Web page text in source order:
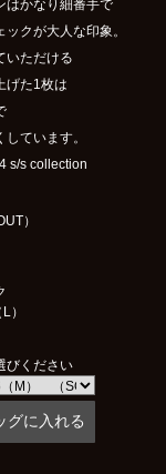
はかなり細番手で
クが大人な印象。
いただける
げた1枚は
ています。
s/s collection
）
）
びください